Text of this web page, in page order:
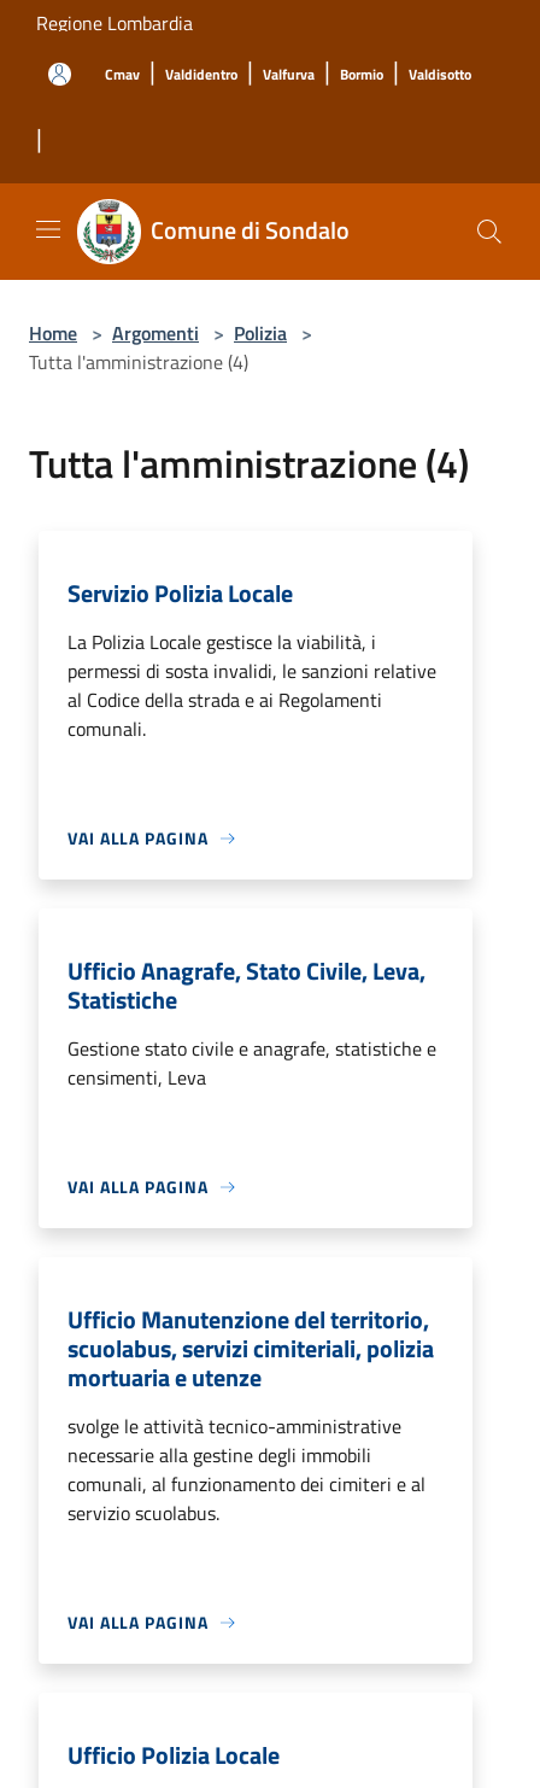
Salta al contenuto principale
Regione Lombardia
Cmav | Valdidentro | Valfurva | Bormio | Valdisotto
|
Comune di Sondalo
Home > Argomenti > Polizia >
Tutta l'amministrazione (4)
Tutta l'amministrazione (4)
Servizio Polizia Locale
La Polizia Locale gestisce la viabilità, i
permessi di sosta invalidi, le sanzioni relative
al Codice della strada e ai Regolamenti
comunali.
VAI ALLA PAGINA
Ufficio Anagrafe, Stato Civile, Leva,
Statistiche
Gestione stato civile e anagrafe, statistiche e
censimenti, Leva
VAI ALLA PAGINA
Ufficio Manutenzione del territorio,
scuolabus, servizi cimiteriali, polizia
mortuaria e utenze
svolge le attività tecnico-amministrative
necessarie alla gestine degli immobili
comunali, al funzionamento dei cimiteri e al
servizio scuolabus.
VAI ALLA PAGINA
Ufficio Polizia Locale